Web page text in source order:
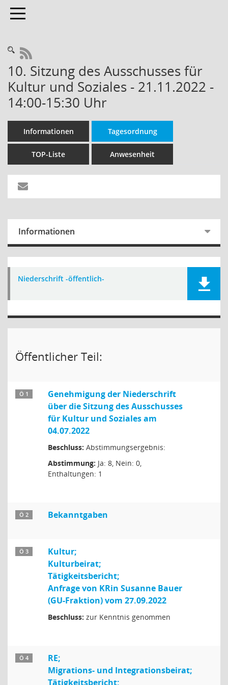
Toggle navigation
RSS-Feed
10. Sitzung des Ausschusses für
Kultur und Soziales - 21.11.2022 -
14:00-15:30 Uhr
Informationen Tagesordnung
TOP-Liste Anwesenheit
Informationen
Niederschrift -öffentlich-
Öffentlicher Teil:
Ö 1
Genehmigung der Niederschrift
über die Sitzung des Ausschusses
für Kultur und Soziales am
04.07.2022
Beschluss: Abstimmungsergebnis:
Abstimmung: Ja: 8, Nein: 0,
Enthaltungen: 1
Ö 2 Bekanntgaben
Ö 3
Kultur;
Kulturbeirat;
Tätigkeitsbericht;
Anfrage von KRin Susanne Bauer
(GU-Fraktion) vom 27.09.2022
Beschluss: zur Kenntnis genommen
Ö 4
RE;
Migrations- und Integrationsbeirat;
Tätigkeitsbericht;